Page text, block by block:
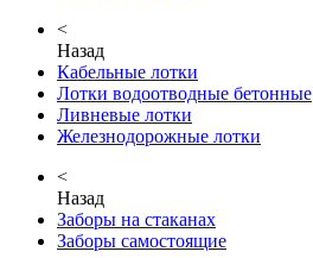
<
Назад
Кабельные лотки
Лотки водоотводные бетонные
Ливневые лотки
Железнодорожные лотки
<
Назад
Заборы на стаканах
Заборы самостоящие